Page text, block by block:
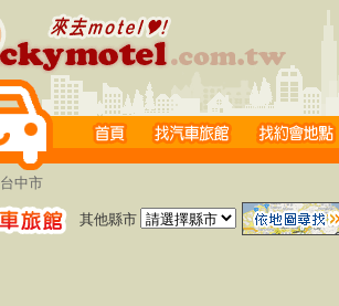
中市
其他縣市